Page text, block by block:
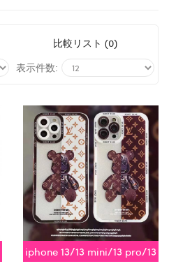
比較リスト (0)
表示件数:
iphone 13/13 mini/13 pro/13